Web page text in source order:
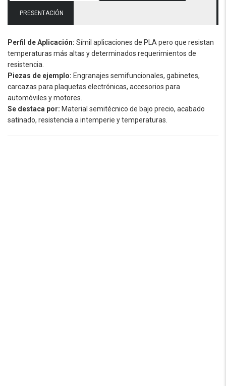
PRESENTACIÓN
Perfil de Aplicación: Símil aplicaciones de PLA pero que resistan
temperaturas más altas y determinados requerimientos de
resistencia.
Piezas de ejemplo: Engranajes semifuncionales, gabinetes,
carcazas para plaquetas electrónicas, accesorios para
automóviles y motores.
Se destaca por: Material semitécnico de bajo precio, acabado
satinado, resistencia a intemperie y temperaturas.